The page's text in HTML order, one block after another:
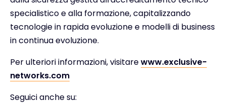
specialistico e alla formazione, capitalizzando
tecnologie in rapida evoluzione e modelli di business
in continua evoluzione.
Per ulteriori informazioni, visitarewww.exclusive-
networks.com
Seguici anche su: